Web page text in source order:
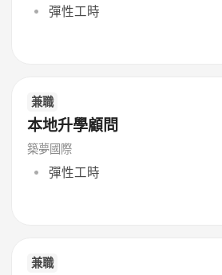
彈性工時
兼職
本地升學顧問
築夢國際
彈性工時
兼職